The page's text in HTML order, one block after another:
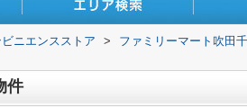
ニエンスストア > ファミリーマート吹田
件